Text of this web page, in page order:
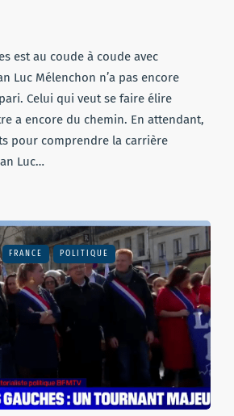
est au coude à coude avec
Luc Mélenchon n’a pas encore
Celui qui veut se faire élire
a encore du chemin. En attendant,
pour comprendre la carrière
Luc…
FRANCE POLITIQUE